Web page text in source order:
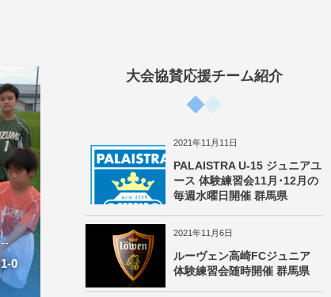
0
大会協賛応援チーム紹介
2021年11月11日
PALAISTRA U-15 ジュニアユ
ース 体験練習会11月･12月の
毎週水曜日開催 群馬県
2021年11月6日
ルーヴェン高崎FCジュニア
体験練習会随時開催 群馬県